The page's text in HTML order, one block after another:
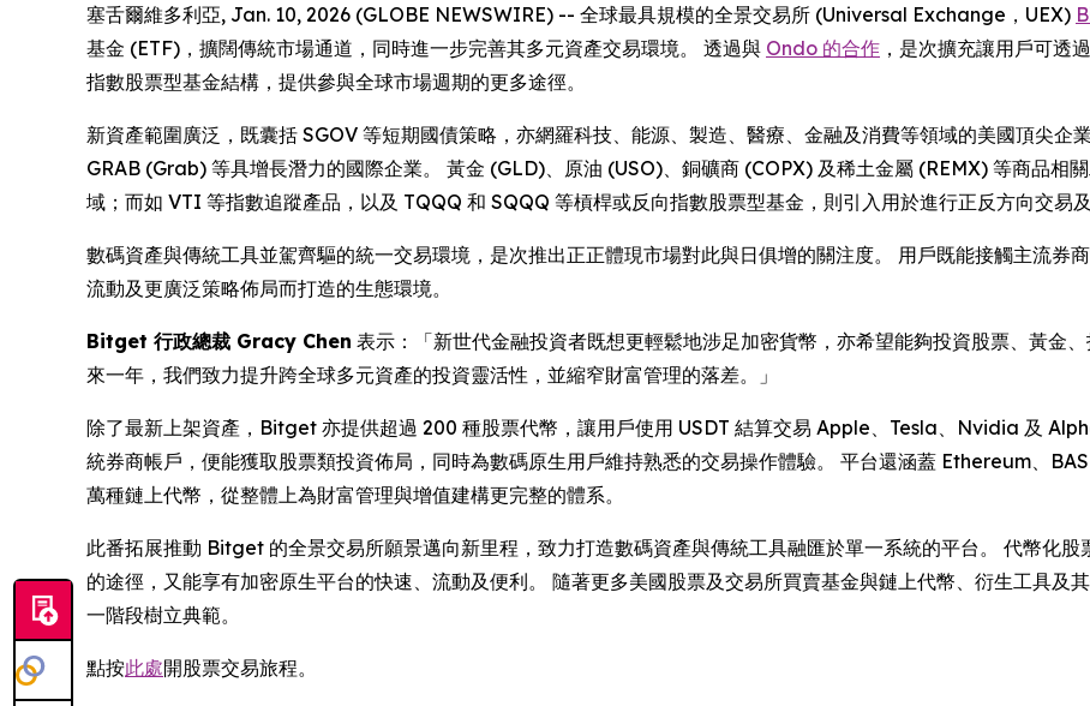
塞舌爾維多利亞, Jan. 10, 2026 (GLOBE NEWSWIRE) -- 全球最具規模的全景交易所 (Universal Exchange，UEX)
基金 (ETF)，擴闊傳統市場通道，同時進一步完善其多元資產交易環境。 透過與 Ondo 的合作 ，是次擴充讓用戶可透
指數股票型基金結構，提供參與全球市場週期的更多途徑。
新資產範圍廣泛，既囊括 SGOV 等短期國債策略，亦網羅科技、能源、製造、醫療、金融及消費等領域的美國頂尖
GRAB (Grab) 等具增長潛力的國際企業。 黃金 (GLD)、原油 (USO)、銅礦商 (COPX) 及稀土金屬 (REMX) 等商品相
域；而如 VTI 等指數追蹤產品，以及 TQQQ 和 SQQQ 等槓桿或反向指數股票型基金，則引入用於進行正反方向交易
數碼資產與傳統工具並駕齊驅的統一交易環境，是次推出正正體現市場對此與日俱增的關注度。 用戶既能接觸主流券
流動及更廣泛策略佈局而打造的生態環境。
Bitget 行政總裁 Gracy Chen 表示：「新世代金融投資者既想更輕鬆地涉足加密貨幣，亦希望能夠投資股票、黃金
來一年，我們致力提升跨全球多元資產的投資靈活性，並縮窄財富管理的落差。」
除了最新上架資產，Bitget 亦提供超過 200 種股票代幣，讓用戶使用 USDT 結算交易 Apple、Tesla、Nvidia 及
統券商帳戶，便能獲取股票類投資佈局，同時為數碼原生用戶維持熟悉的交易操作體驗。 平台還涵蓋 Ethereum、
萬種鏈上代幣，從整體上為財富管理與增值建構更完整的體系。
此番拓展推動 Bitget 的全景交易所願景邁向新里程，致力打造數碼資產與傳統工具融匯於單一系統的平台。 代幣化
的途徑，又能享有加密原生平台的快速、流動及便利。 隨著更多美國股票及交易所買賣基金與鏈上代幣、衍生工具
一階段樹立典範。
點按此處開股票交易旅程。